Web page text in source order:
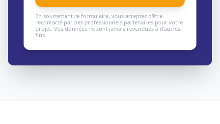
En soumettant ce formulaire, vous acceptez d'être
recontacté par des professionnels partenaires pour votre
projet. Vos données ne sont jamais revendues à d'autres
fins.